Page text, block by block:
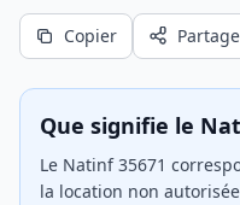
Copier
Que signifie le
Le Natinf 35671
la location non